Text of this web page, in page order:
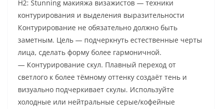
H2: Stunning макияжа визажистов — техники
контурирования и выделения выразительности
Контурирование не обязательно должно быть
заметным. Цель — подчеркнуть естественные черты
лица, сделать форму более гармоничной.
— Контурирование скул. Плавный переход от
светлого к более тёмному оттенку создаёт тень и
визуально подчеркивает скулы. Используйте
холодные или нейтральные серые/кофейные